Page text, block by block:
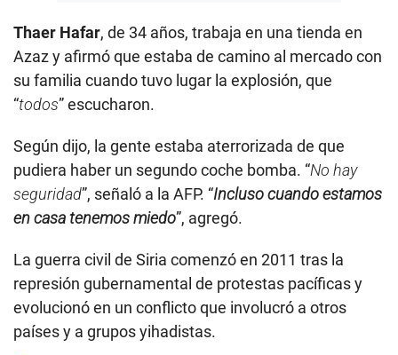
Thaer Hafar, de 34 años, trabaja en una tienda en
Azaz y afirmó que estaba de camino al mercado con
su familia cuando tuvo lugar la explosión, que
“todos” escucharon.
Según dijo, la gente estaba aterrorizada de que
pudiera haber un segundo coche bomba. “No hay
seguridad”, señaló a la AFP. “Incluso cuando estamos
en casa tenemos miedo”, agregó.
La guerra civil de Siria comenzó en 2011 tras la
represión gubernamental de protestas pacíficas y
evolucionó en un conflicto que involucró a otros
países y a grupos yihadistas.